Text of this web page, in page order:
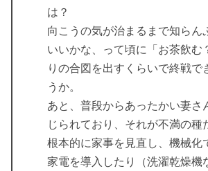
は？
向こうの気が治まるまで知らん
いいかな、って頃に「お茶飲む
りの合図を出すくらいで終戦で
うか。
あと、普段からあったかい妻さ
じられており、それが不満の種
根本的に家事を見直し、機械化
家電を導入したり（洗濯乾燥機